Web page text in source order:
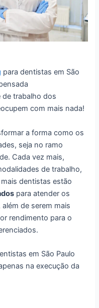
para dentistas em São
de trabalho dos
com mais nada!
a forma como os
seja no ramo
Cada vez mais,
de trabalho,
dentistas estão
para atender os
de serem mais
rendimento para o
em São Paulo
na execução da